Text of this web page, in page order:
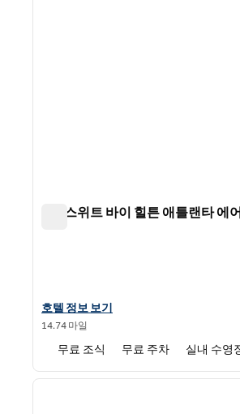
홈2 스위트 바이 힐튼 애틀랜타 에
홈2 스위트 바이 힐튼 애틀랜타 에어포트
호텔 정보 보기
14.74 마일
무료 조식 무료 주차 실내 수영
1/12